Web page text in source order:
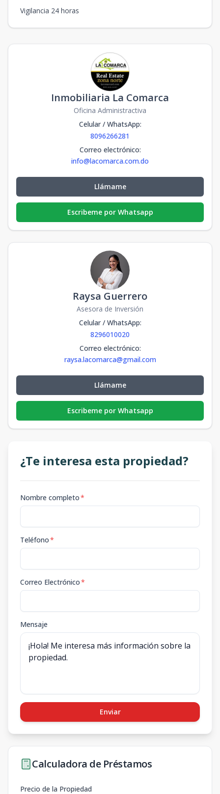
Vigilancia 24 horas
Inmobiliaria La Comarca
Oficina Administractiva
Celular / WhatsApp:
8096266281
Correo electrónico:
info@lacomarca.com.do
Llámame
Escribeme por Whatsapp
Raysa Guerrero
Asesora de Inversión
Celular / WhatsApp:
8296010020
Correo electrónico:
raysa.lacomarca@gmail.com
Llámame
Escribeme por Whatsapp
¿Te interesa esta propiedad?
Nombre completo*
Teléfono*
Correo Electrónico*
Mensaje
Enviar
Calculadora de Préstamos
Precio de la Propiedad